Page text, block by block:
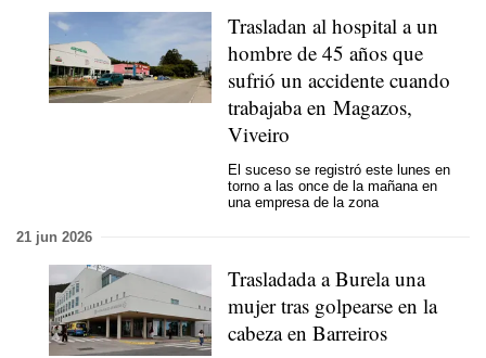
Trasladan al hospital a un
hombre de 45 años que
sufrió un accidente cuando
trabajaba en Magazos,
Viveiro
El suceso se registró este lunes en
torno a las once de la mañana en
una empresa de la zona
21 jun 2026
Trasladada a Burela una
mujer tras golpearse en la
cabeza en Barreiros